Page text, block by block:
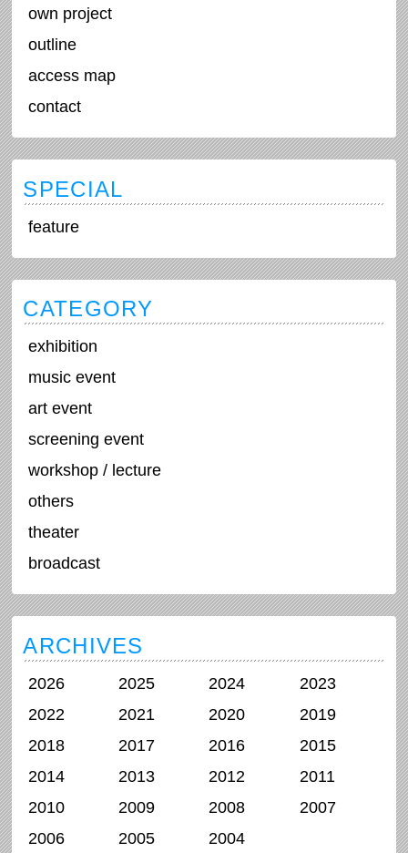
own project
outline
access map
contact
SPECIAL
feature
CATEGORY
exhibition
music event
art event
screening event
workshop / lecture
others
theater
broadcast
ARCHIVES
2026 2025 2024
2023
2022
2021 2020
2019
2018
2017 2016
2015
2014
2013 2012
2011
2010
2009 2008
2007
2006
2005 2004